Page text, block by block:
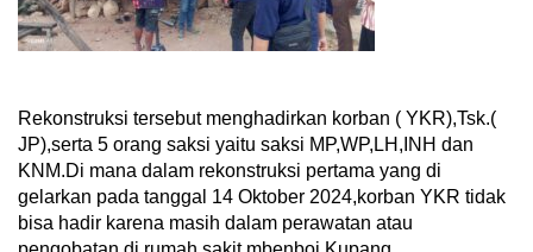
Rekonstruksi tersebut menghadirkan korban ( YKR),Tsk.(
JP),serta 5 orang saksi yaitu saksi MP,WP,LH,INH dan
KNM.Di mana dalam rekonstruksi pertama yang di
gelarkan pada tanggal 14 Oktober 2024,korban YKR tidak
bisa hadir karena masih dalam perawatan atau